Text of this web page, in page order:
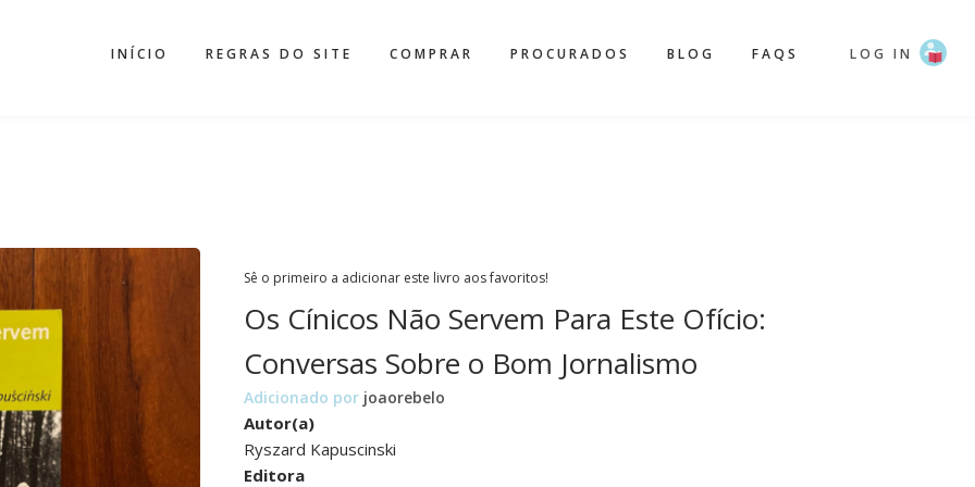
INÍCIO REGRAS DO SITE COMPRAR PROCURADOS BLOG FAQS LOG IN
Sê o primeiro a adicionar este livro aos favoritos!
Os Cínicos Não Servem Para Este Ofício:
Conversas Sobre o Bom Jornalismo
Adicionado por joaorebelo
Autor(a)
Ryszard Kapuscinski
Editora